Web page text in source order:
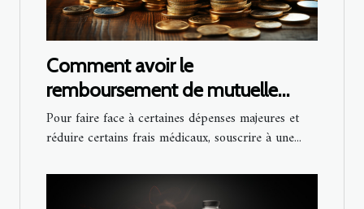
Comment avoir le
remboursement de mutuelle
santé ?
Pour faire face à certaines dépenses majeures et
réduire certains frais médicaux, souscrire à une...